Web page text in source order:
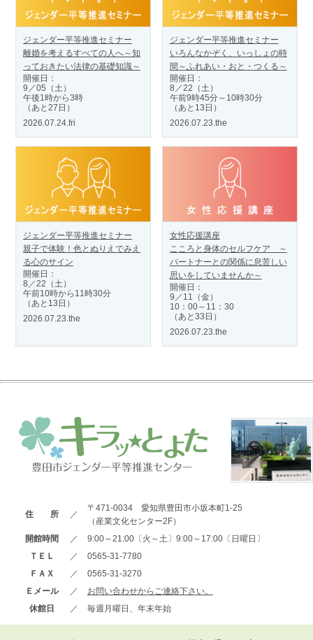
ジェンダー平等推進セミナー
離婚を考えるすべての人へ～知
っておきたい法律の基礎知識～
開催日：
9／05（土）
午後1時から3時
（あと27日）
2026.07.24.fri
ジェンダー平等推進セミナー
いろんなかぞく、いっしょの時
間～ふれあい・おと・つくる～
開催日：
8／22（土）
午前9時45分～10時30分
（あと13日）
2026.07.23.the
ジェンダー平等推進セミナー
親子で体験！色とぬりえでみえ
る心のサイン
開催日：
8／22（土）
午前10時から11時30分
（あと13日）
2026.07.23.the
女性応援講座
こころと身体のセルフケア ～
パートナーとの関係に息苦しい
思いをしていませんか～
開催日：
9／11（金）
10：00～11：30
（あと33日）
2026.07.23.the
住 所 ／
〒471-0034 愛知県豊田市小坂本町1-25
（産業文化センター2F）
開館時間
／
9:00～21:00〔火～土〕9:00～17:00〔日曜日〕
ＴＥＬ
／
0565-31-7780
ＦＡＸ
／
0565-31-3270
Ｅメール
／
お問い合わせからご連絡下さい。
休館日
／ 毎週月曜日、年末年始